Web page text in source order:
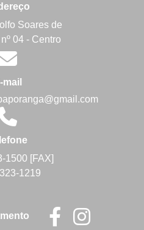
Soares de
04 - Centro
mail
1500 [FAX]
1219